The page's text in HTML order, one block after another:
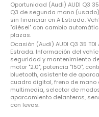
Oportunidad (Audi) AUDI Q3 35
Q3 de segunda mano
sin financiar en A Estrada.
"diésel" con cambio
plazas.
Ocasión (Audi) AUDI Q3 35 TDI
Estrada. Información del
seguridad y mantenimiento
motor "2.0", potencia "150",
bluetooth, asistente de
cuadro digital, freno de
multimedia, selector de
aparcamiento delanteros,
con levas.